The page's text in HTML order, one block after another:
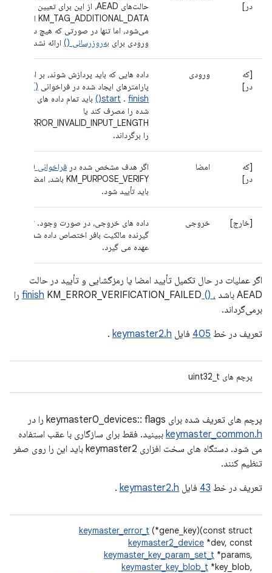
در]
حالت‌های AEAD، از این برای تعیین
KM_TAG_ADDITIONAL_DATA استفاده
می‌شود، اما تنها در صورتی که هیچ داده
ورودی برای به‌روزرسانی () ارائه نشده باشد.
[که
در]
ورودی
داده هایی که باید پردازش شوند، بر اساس
پارامترهای ایجاد شده در فراخوانی ()
start . finish()
باید تمام داده های ارائه
شده را مصرف کند یا
KM_ERROR_INVALID_INPUT_LENGTH
را برگرداند.
[که
در]
امضا اگر هدف مشخص شده در فراخوانی ()
KM_PURPOSE_VERIFY باشد، امضایی که
باید تأیید شود.
[خارج] خروجی
داده های خروجی، در صورت وجود. تماس
گیرنده مالکیت بافر اختصاص داده شده را به
عهده می گیرد.
اگر عملیات در حال تکمیل تأیید امضا یا رمزگشایی و تأیید در حالت
AEAD باشد
، () finish
KM_ERROR_VERIFICATION_FAILED را
برمی‌گرداند.
تعریف در خط 405 فایل keymaster2.h
.
پرچم های uint32_t
پرچم های تعریف شده برای keymaster0_devices:: flags را در
keymaster_common.h ببینید. فقط برای سازگاری با عقب استفاده
می شود. دستگاه های سخت افزاری keymaster2 باید این را روی صفر
تنظیم کنند.
تعریف در خط 43 فایل keymaster2.h
.
keymaster_error_t (*gene_key)(const struct
keymaster2_device *dev, const
keymaster_key_param_set_t *params,
keymaster_key_blob_t *key_blob,